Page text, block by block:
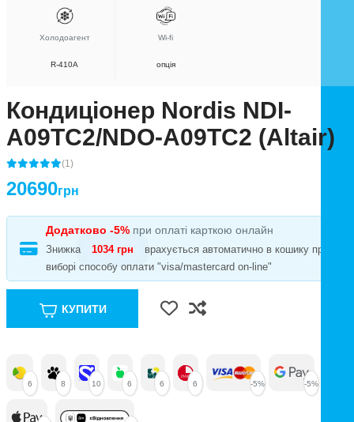
Холодоагент
R-410A
Wi-fi
опція
Кондиціонер Nordis NDI-
A09TC2/NDO-A09TC2 (Altair)
(1)
20690грн
Додатково -5% при оплаті карткою онлайн
Знижка 1034 грн
врахується автоматично в кошику при
виборі способу оплати "visa/mastercard on-line"
КУПИТИ
6 8 10 6 6 6 -5% -5%